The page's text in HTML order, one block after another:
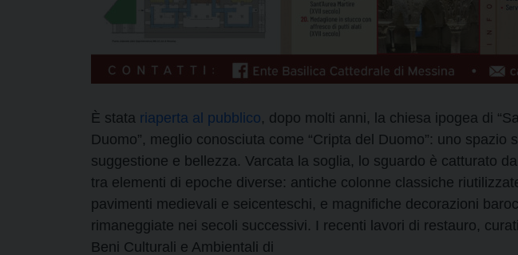
È stata riaperta al pubblico, dopo molti anni, la chiesa ipogea di
Duomo”, meglio conosciuta come “Cripta del Duomo”: uno spazio
suggestione e bellezza. Varcata la soglia, lo sguardo è catturato
tra elementi di epoche diverse: antiche colonne classiche
pavimenti medievali e seicenteschi, e magnifiche decorazioni
rimaneggiate nei secoli successivi. I recenti lavori di restauro,
Beni Culturali e Ambientali di